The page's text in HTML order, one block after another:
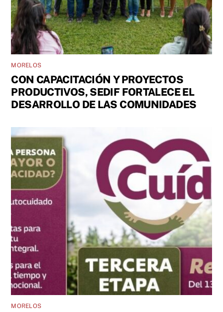
MORELOS
CON CAPACITACIÓN Y PROYECTOS
PRODUCTIVOS, SEDIF FORTALECE EL
DESARROLLO DE LAS COMUNIDADES
MORELOS